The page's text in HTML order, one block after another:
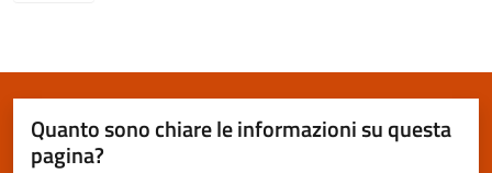
Quanto sono chiare le informazioni su questa
pagina?